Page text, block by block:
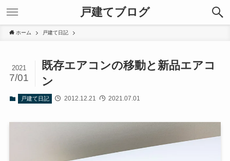
戸建てブログ
ホーム 戸建て日記
既存エアコンの移動と新品エアコ
ン
2021
7/01
戸建て日記 2012.12.21 2021.07.01